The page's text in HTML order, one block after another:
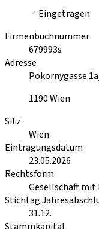
Eingetragen
Firmenbuchnummer
679993s
Adresse
Pokornygasse
1190Wien
Sitz
Wien
Eintragungsdatum
23.05.2026
Rechtsform
Gesellschaft mit
Stichtag
31.12.